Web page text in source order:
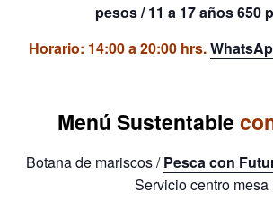
pesos/ 11 a 17 años650
Horario: 14:00 a 20:00 hrs.
Menú Sustentable
Botana de mariscos /Pesca con
Servicio centro mesa